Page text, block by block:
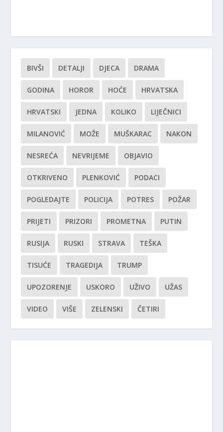
BIVŠI DETALJI DJECA DRAMA
GODINA HOROR HOĆE HRVATSKA
HRVATSKI JEDNA KOLIKO LIJEČNICI
MILANOVIĆ MOŽE MUŠKARAC NAKON
NESREĆA NEVRIJEME OBJAVIO
OTKRIVENO PLENKOVIĆ PODACI
POGLEDAJTE POLICIJA POTRES POŽAR
PRIJETI PRIZORI PROMETNA PUTIN
RUSIJA RUSKI STRAVA TEŠKA
TISUĆE TRAGEDIJA TRUMP
UPOZORENJE USKORO UŽIVO UŽAS
VIDEO VIŠE ZELENSKI ČETIRI